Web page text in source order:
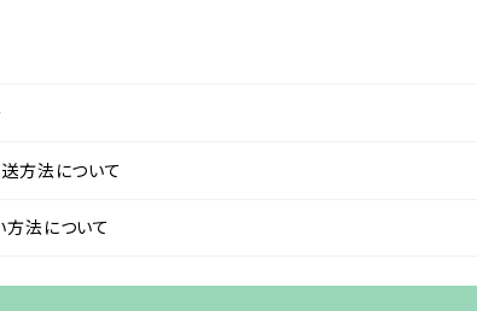
送方法について
方法について